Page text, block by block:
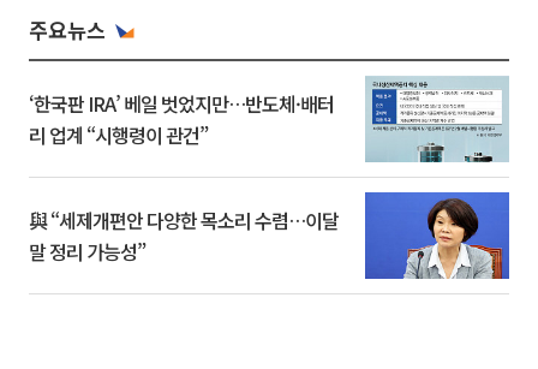
주요뉴스
‘한국판 IRA’ 베일 벗었지만…반도체·배터
리 업계 “시행령이 관건”
與 “세제개편안 다양한 목소리 수렴…이달
말 정리 가능성”